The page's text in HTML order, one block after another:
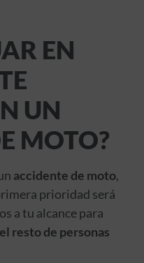
EN
UN
MOTO?
accidente de moto,
prioridad será
a tu alcance para
resto de personas